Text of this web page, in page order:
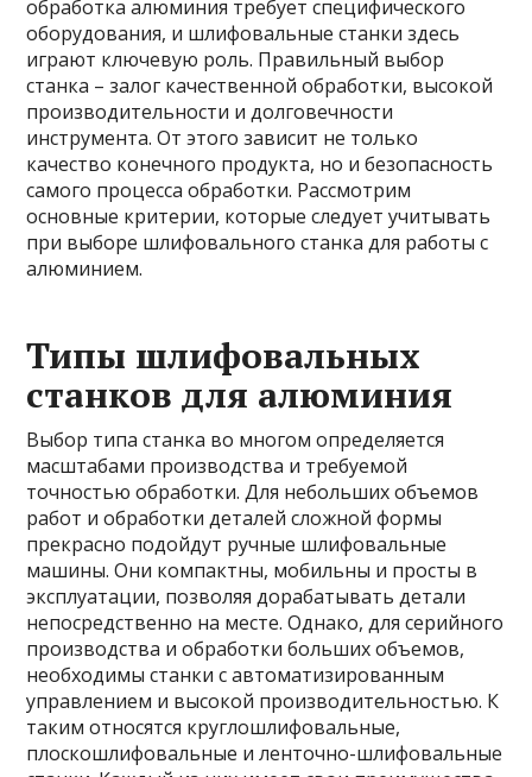
обработка алюминия требует специфического
оборудования, и шлифовальные станки здесь
играют ключевую роль. Правильный выбор
станка – залог качественной обработки, высокой
производительности и долговечности
инструмента. От этого зависит не только
качество конечного продукта, но и безопасность
самого процесса обработки. Рассмотрим
основные критерии, которые следует учитывать
при выборе шлифовального станка для работы с
алюминием.
Типы шлифовальных
станков для алюминия
Выбор типа станка во многом определяется
масштабами производства и требуемой
точностью обработки. Для небольших объемов
работ и обработки деталей сложной формы
прекрасно подойдут ручные шлифовальные
машины. Они компактны, мобильны и просты в
эксплуатации, позволяя дорабатывать детали
непосредственно на месте. Однако, для серийного
производства и обработки больших объемов,
необходимы станки с автоматизированным
управлением и высокой производительностью. К
таким относятся круглошлифовальные,
плоскошлифовальные и ленточно-шлифовальные